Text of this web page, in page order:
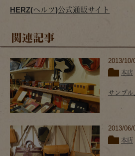
HERZ(ヘルツ)公式通販サイト
関連記事
2013/10/
本店
サンプ
2013/06/
本店